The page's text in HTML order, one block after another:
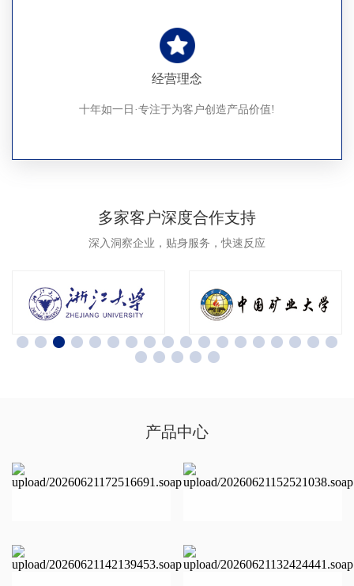
经营理念
十年如一日·专注于为客户创造产品价值!
多家客户深度合作支持
深入洞察企业，贴身服务，快速反应
产品中心